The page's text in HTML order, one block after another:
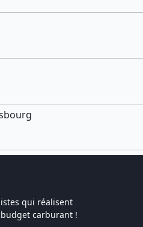
qui réalisent
carburant !